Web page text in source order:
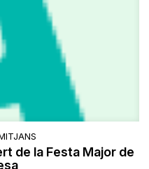
de la Festa Major de